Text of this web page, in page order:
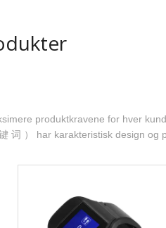
produktkravene for hver
） har karakteristisk design